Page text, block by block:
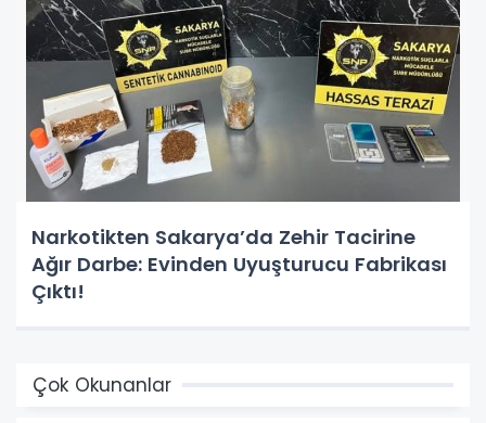
Narkotikten Sakarya’da Zehir Tacirine
Ağır Darbe: Evinden Uyuşturucu Fabrikası
Çıktı!
Çok Okunanlar